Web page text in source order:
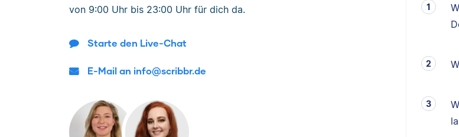
von 9:00 Uhr bis 23:00 Uhr für dich da.
Starte den Live-Chat
E-Mail an info@scribbr.de